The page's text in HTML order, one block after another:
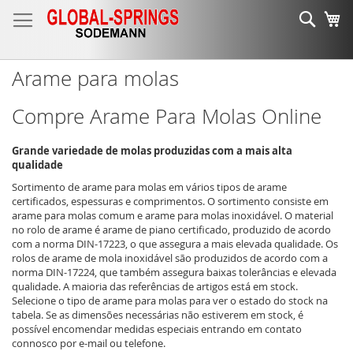
para
Arame para molas
Compre Arame Para Molas Online
Grande variedade de molas produzidas com a mais alta
qualidade
Sortimento de arame para molas em vários tipos de arame
certificados, espessuras e comprimentos. O sortimento consiste em
arame para molas comum e arame para molas inoxidável. O material
no rolo de arame é arame de piano certificado, produzido de acordo
com a norma DIN-17223, o que assegura a mais elevada qualidade. Os
rolos de arame de mola inoxidável são produzidos de acordo com a
norma DIN-17224, que também assegura baixas tolerâncias e elevada
qualidade. A maioria das referências de artigos está em stock.
Selecione o tipo de arame para molas para ver o estado do stock na
tabela. Se as dimensões necessárias não estiverem em stock, é
possível encomendar medidas especiais entrando em contato
connosco por e-mail ou telefone.